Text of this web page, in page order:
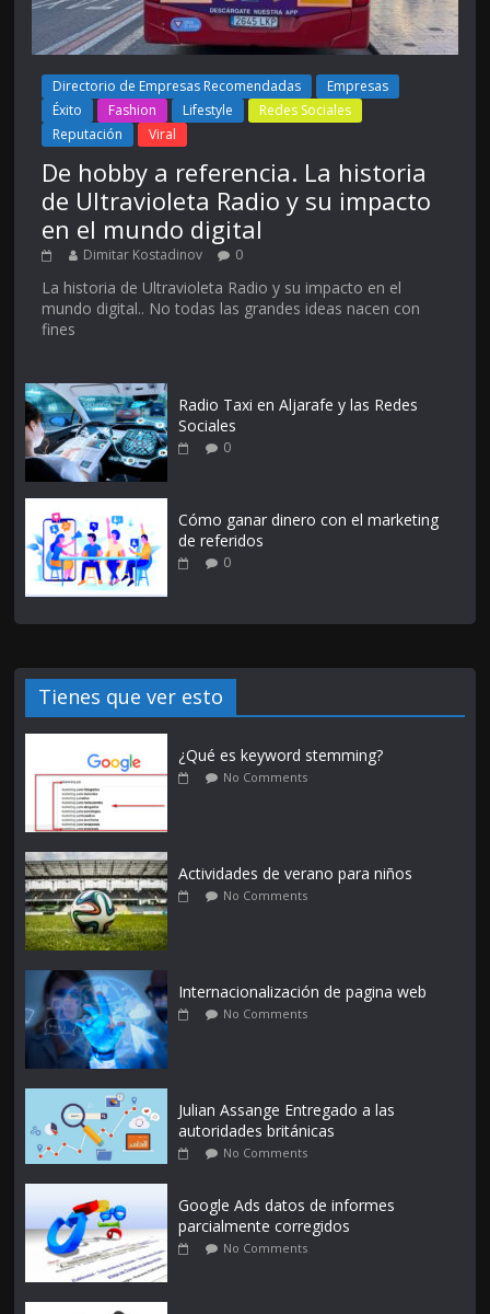
Directorio de Empresas Recomendadas
Empresas
Éxito
Fashion Lifestyle
Redes Sociales
Reputación
Viral
De hobby a referencia. La historia
de Ultravioleta Radio y su impacto
en el mundo digital
Dimitar Kostadinov 0
La historia de Ultravioleta Radio y su impacto en el
mundo digital.. No todas las grandes ideas nacen con
fines
Radio Taxi en Aljarafe y las Redes
Sociales
0
Cómo ganar dinero con el marketing
de referidos
0
Tienes que ver esto
¿Qué es keyword stemming?
No Comments
Actividades de verano para niños
No Comments
Internacionalización de pagina web
No Comments
Julian Assange Entregado a las
autoridades británicas
No Comments
Google Ads datos de informes
parcialmente corregidos
No Comments